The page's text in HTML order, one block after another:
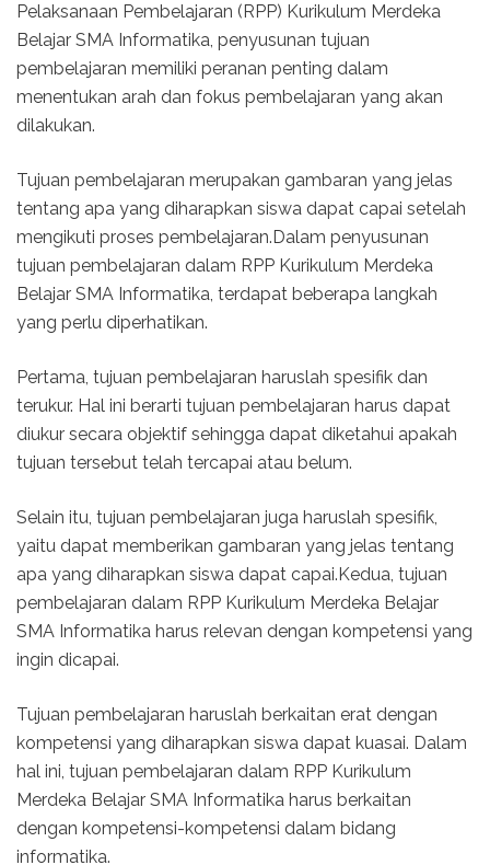
Pelaksanaan Pembelajaran (RPP) Kurikulum Merdeka
Belajar SMA Informatika, penyusunan tujuan
pembelajaran memiliki peranan penting dalam
menentukan arah dan fokus pembelajaran yang akan
dilakukan.
Tujuan pembelajaran merupakan gambaran yang jelas
tentang apa yang diharapkan siswa dapat capai setelah
mengikuti proses pembelajaran.Dalam penyusunan
tujuan pembelajaran dalam RPP Kurikulum Merdeka
Belajar SMA Informatika, terdapat beberapa langkah
yang perlu diperhatikan.
Pertama, tujuan pembelajaran haruslah spesifik dan
terukur. Hal ini berarti tujuan pembelajaran harus dapat
diukur secara objektif sehingga dapat diketahui apakah
tujuan tersebut telah tercapai atau belum.
Selain itu, tujuan pembelajaran juga haruslah spesifik,
yaitu dapat memberikan gambaran yang jelas tentang
apa yang diharapkan siswa dapat capai.Kedua, tujuan
pembelajaran dalam RPP Kurikulum Merdeka Belajar
SMA Informatika harus relevan dengan kompetensi yang
ingin dicapai.
Tujuan pembelajaran haruslah berkaitan erat dengan
kompetensi yang diharapkan siswa dapat kuasai. Dalam
hal ini, tujuan pembelajaran dalam RPP Kurikulum
Merdeka Belajar SMA Informatika harus berkaitan
dengan kompetensi-kompetensi dalam bidang
informatika.